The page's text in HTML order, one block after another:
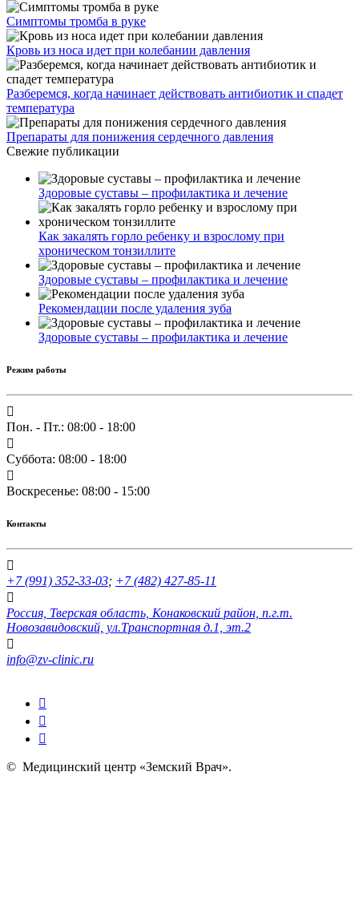
Симптомы тромба в руке
Кровь из носа идет при колебании давления
Разберемся, когда начинает действовать антибиотик и спадет
температура
Препараты для понижения сердечного давления
Свежие публикации
Здоровые суставы – профилактика и лечение
Как закалять горло ребенку и взрослому при
хроническом тонзиллите
Здоровые суставы – профилактика и лечение
Рекомендации после удаления зуба
Здоровые суставы – профилактика и лечение
Режим работы
Пон. - Пт.: 08:00 - 18:00
Суббота: 08:00 - 18:00
Воскресенье: 08:00 - 15:00
Контакты
+7 (991) 352-33-03; +7 (482) 427-85-11
Россия, Тверская область, Конаковский район, п.г.т.
Новозавидовский, ул.Транспортная д.1, эт.2
info@zv-clinic.ru
© Медицинский центр «Земский Врач».